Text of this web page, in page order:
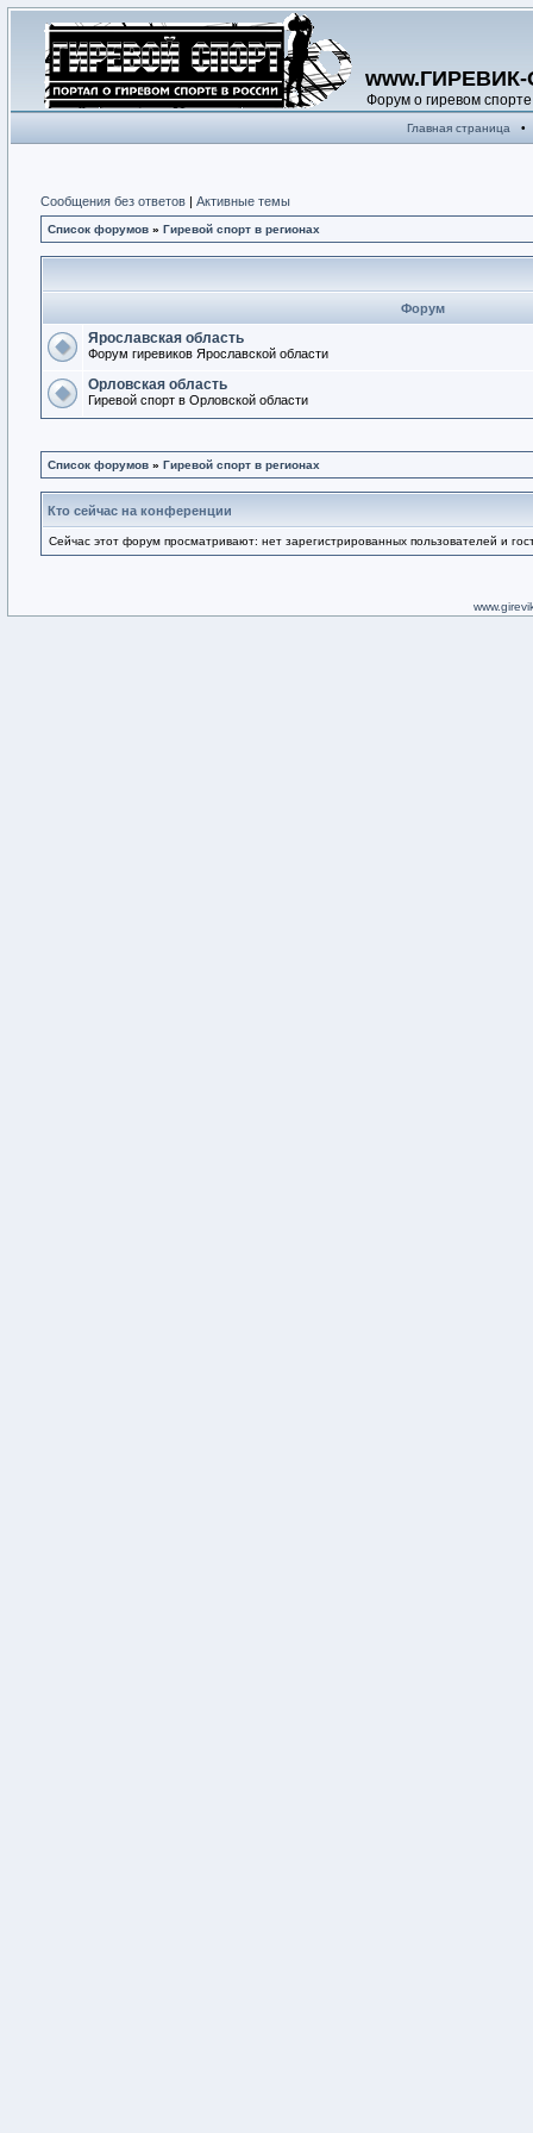
Форум о гиревом спорте
Главная страница •
Сообщения без ответов | Активные темы
Список форумов » Гиревой спорт в регионах
Форум
Ярославская область
Форум гиревиков Ярославской области
Орловская область
Гиревой спорт в Орловской области
Список форумов » Гиревой спорт в регионах
Кто сейчас на конференции
Сейчас этот форум просматривают: нет зарегистрированных пользователей и